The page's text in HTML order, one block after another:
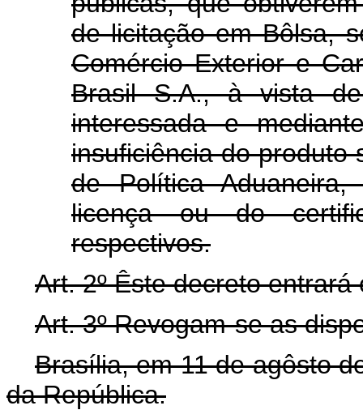
de licitação em Bôlsa,
Comércio Exterior e
Brasil S.A., à vista
interessada e
insuficiência do produto
de Política
licença ou do
respectivos.
Art. 2º Êste decreto
Art. 3º Revogam-se as
Brasília, em 11 de agôsto
da República.